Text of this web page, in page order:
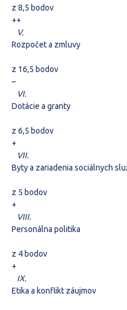
z 8,5 bodov
++
V.
Rozpočet a zmluvy
z 16,5 bodov
–
VI.
Dotácie a granty
z 6,5 bodov
+
VII.
Byty a zariadenia sociálnych
z 5 bodov
+
VIII.
Personálna politika
z 4 bodov
+
IX.
Etika a konflikt záujmov